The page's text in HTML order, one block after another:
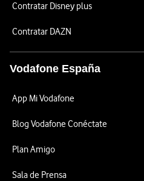
Contratar Disney plus
Contratar DAZN
Vodafone España
App Mi Vodafone
Blog Vodafone Conéctate
Plan Amigo
Sala de Prensa